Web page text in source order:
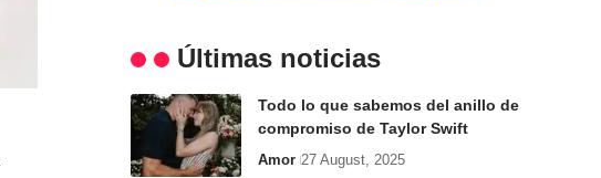
Últimas noticias
Todo lo que sabemos del anillo de
compromiso de Taylor Swift
Amor 27 August, 2025